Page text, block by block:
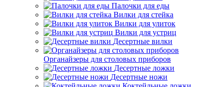
Палочки для еды
Вилки для стейка
Вилки для улиток
Вилки для устриц
Десертные вилки
Органайзеры для столовых приборов
Десертные ложки
Десертные ножи